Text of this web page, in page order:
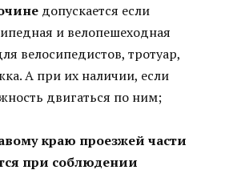
допускается если
и велопешеходная
велосипедистов, тротуар,
А при их наличии, если
двигаться по ним;
краю проезжей части
при соблюдении